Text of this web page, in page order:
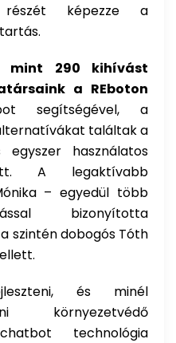
képezze a
mint 290 kihívást
a REboton
segítségével, a
találtak a
használatos
A legaktívabb
– egyedül több
bizonyította
szintén dobogós Tóth
és minél
környezetvédő
technológia